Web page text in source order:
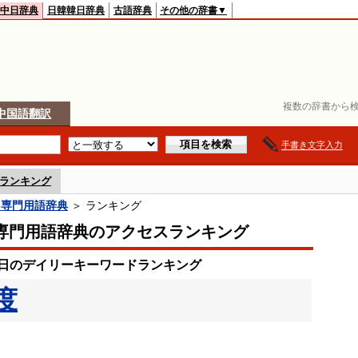
複数の辞書から
日辞典 日韓韓日辞典 古語辞典 その他の辞書▼
国語翻訳
手書き文字入力
ランキング
門用語辞典 ＞ ランキング
門用語辞典のアクセスランキング
のデイリーキーワードランキング